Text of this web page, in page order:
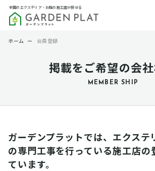
全国のエクステリア・お庭の施工店が探せる
掲載をご希望の会
MEMBER SHIP
ホーム ー 会員登録
ガーデンプラットでは、エクステ
の専門工事を行っている施工店の
ています。